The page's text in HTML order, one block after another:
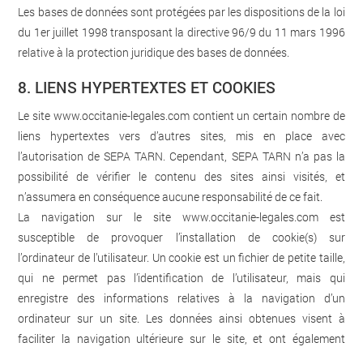
Les bases de données sont protégées par les dispositions de la loi
du 1er juillet 1998 transposant la directive 96/9 du 11 mars 1996
relative à la protection juridique des bases de données.
8. LIENS HYPERTEXTES ET COOKIES
Le site www.occitanie-legales.comcontient un certain nombre de
liens hypertextes vers d’autres sites, mis en place avec
l’autorisation de SEPA TARN. Cependant, SEPA TARN n’a pas la
possibilité de vérifier le contenu des sites ainsi visités, et
n’assumera en conséquence aucune responsabilité de ce fait.
La navigation sur le site www.occitanie-legales.comest
susceptible de provoquer l’installation de cookie(s) sur
l’ordinateur de l’utilisateur. Un cookie est un fichier de petite taille,
qui ne permet pas l’identification de l’utilisateur, mais qui
enregistre des informations relatives à la navigation d’un
ordinateur sur un site. Les données ainsi obtenues visent à
faciliter la navigation ultérieure sur le site, et ont également